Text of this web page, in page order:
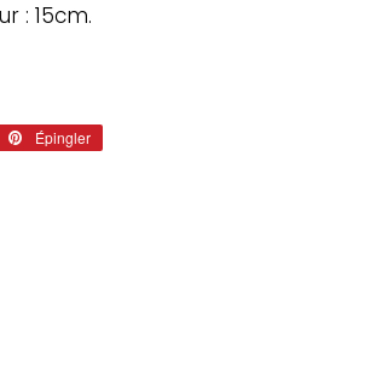
: 15cm.
Épingler